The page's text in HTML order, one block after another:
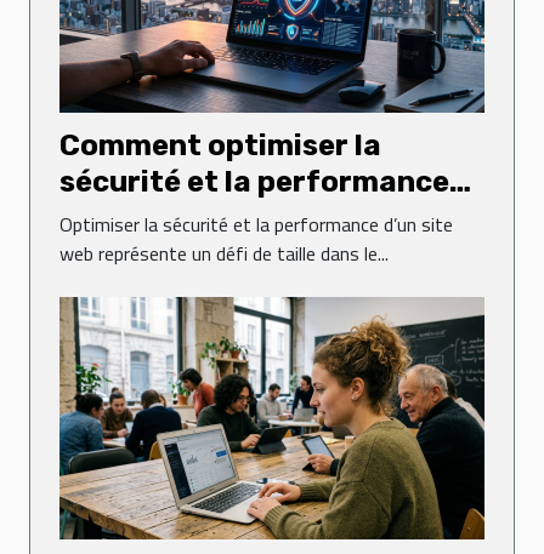
Comment optimiser la
sécurité et la performance
de votre site web ?
Optimiser la sécurité et la performance d’un site
web représente un défi de taille dans le...